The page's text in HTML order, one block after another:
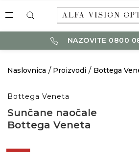
NAZOVITE 0800
Naslovnica Proizvodi Bottega
Bottega Veneta
Sunčane naočale
Bottega Veneta